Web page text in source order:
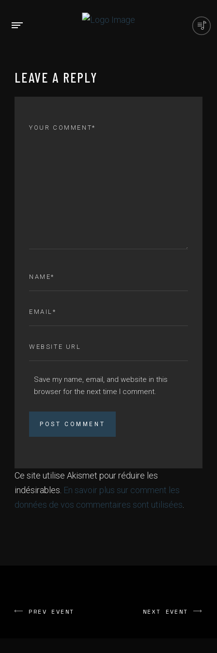
LEAVE A REPLY
Save my name, email, and website in this
browser for the next time I comment.
Ce site utilise Akismet pour réduire les
indésirables. En savoir plus sur comment les
données de vos commentaires sont utilisées
PREV EVENT NEXT EVENT